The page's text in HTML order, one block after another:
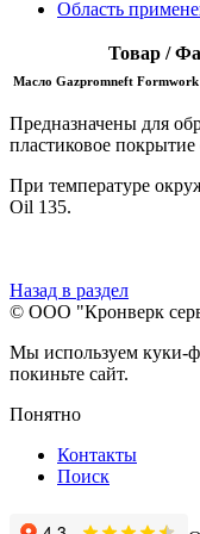
Область
Товар /
Масло Gazpromneft
Предназначены для
пластиковое
При температуре
Oil 135.
Назад в раздел
© ООО "Кронверк
Мы используем куки-
покиньте сайт.
Понятно
Контакты
Поиск